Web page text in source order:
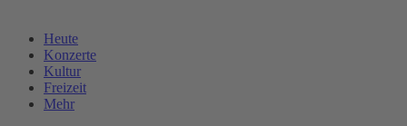
Heute
Konzerte
Kultur
Freizeit
Mehr